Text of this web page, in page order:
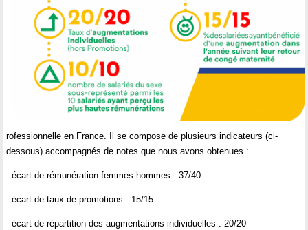
rofessionnelle en France. Il se compose de plusieurs indicateurs (ci-
dessous) accompagnés de notes que nous avons obtenues :
- écart de rémunération femmes-hommes : 37/40
- écart de taux de promotions : 15/15
- écart de répartition des augmentations individuelles : 20/20